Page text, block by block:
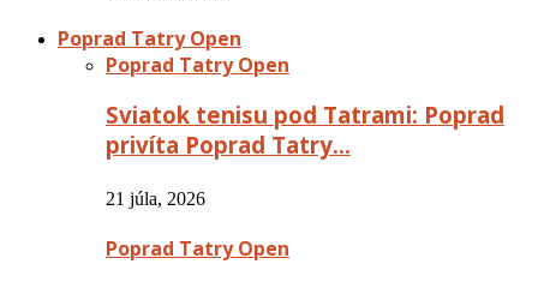
Poprad Tatry Open
Poprad Tatry Open
Sviatok tenisu pod Tatrami: Poprad
privíta Poprad Tatry…
21 júla, 2026
Poprad Tatry Open